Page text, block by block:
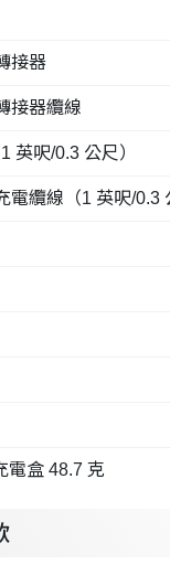
接器
接器纜線
英呎/0.3 公尺）
電纜線（1 英呎/0.3
電盒 48.7 克